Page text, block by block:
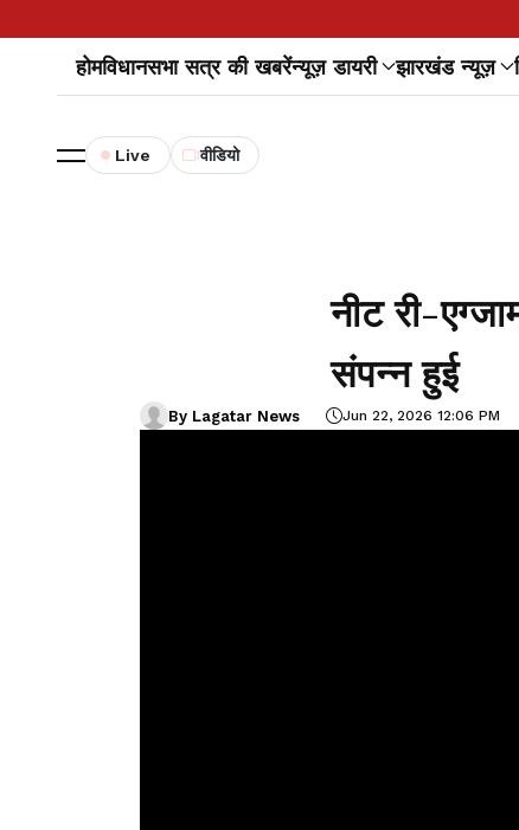
होमविधानसभा सत्र की खबरेंन्यूज़ डायरी झारखंड न्यूज़
Live वीडियो
नीट री-
संपन्न हुई
By Lagatar News Jun 22, 2026 12:06 PM